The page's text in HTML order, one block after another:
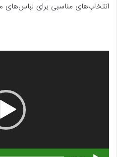
انتخاب‌های مناسبی برای